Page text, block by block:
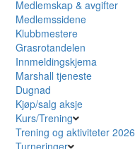
Medlemskap & avgifter
Medlemssidene
Klubbmestere
Grasrotandelen
Innmeldingskjema
Marshall tjeneste
Dugnad
Kjøp/salg aksje
Kurs/Trening
Trening og aktiviteter 2026
Turneringer